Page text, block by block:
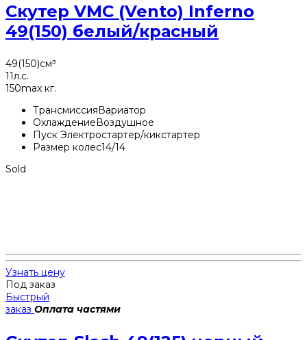
Скутер VMC (Vento) Inferno
49(150) белый/красный
49(150)см³
11л.с.
150max кг.
ТрансмиссияВариатор
ОхлаждениеВоздушное
Пуск Электростартер/кикстартер
Размер колес14/14
Sold
Узнать цену
Под заказ
Быстрый
заказ Оплата частями